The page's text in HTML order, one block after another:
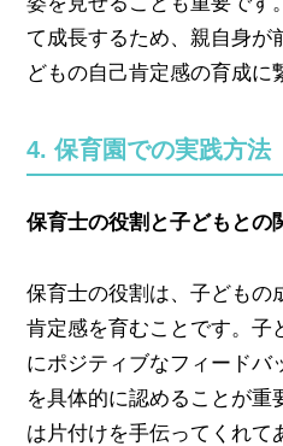
て成長するため、親自身が
どもの自己肯定感の育成に
4. 保育園での実践方法
保育士の役割と子どもとの
保育士の役割は、子どもの
肯定感を育むことです。子
にポジティブなフィードバ
を具体的に認めることが重
は片付けを手伝ってくれて